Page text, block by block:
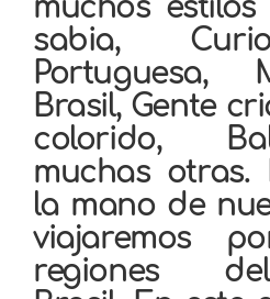
muchos
sabia,
Portuguesa,
Brasil, Gente
colorido,
muchas otras.
la mano de
viajaremos
regiones